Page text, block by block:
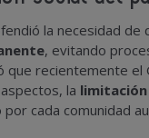
la necesidad
, evitando
recientemente el
la
cada comunidad